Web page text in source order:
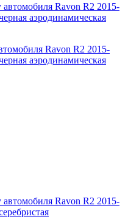
Ravon R2 2015-
аэродинамическая